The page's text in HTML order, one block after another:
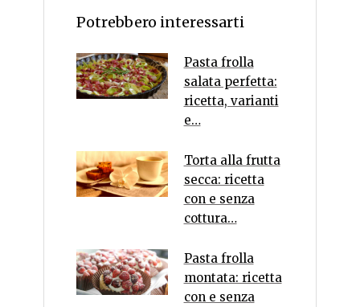
Potrebbero interessarti
Pasta frolla
salata perfetta:
ricetta, varianti
e…
Torta alla frutta
secca: ricetta
con e senza
cottura…
Pasta frolla
montata: ricetta
con e senza